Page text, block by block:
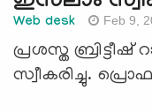
Web desk Feb 9,
പ്രശസ്ത
സ്വീകരിച്ചു.